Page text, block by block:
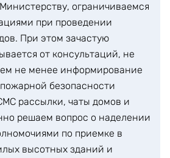
ограничиваемся
при проведении
При этом зачастую
от консультаций, не
не менее информирование
безопасности
рассылки, чаты домов и
решаем вопрос о наделении
по приемке в
высотных зданий и